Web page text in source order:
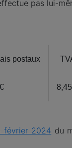
pas lui-
postaux
février 2024 du